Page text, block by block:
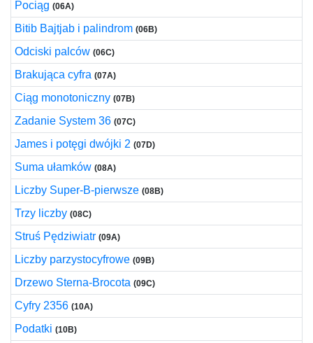
Pociąg (06A)
Bitib Bajtjab i palindrom (06B)
Odciski palców (06C)
Brakująca cyfra (07A)
Ciąg monotoniczny (07B)
Zadanie System 36 (07C)
James i potęgi dwójki 2 (07D)
Suma ułamków (08A)
Liczby Super-B-pierwsze (08B)
Trzy liczby (08C)
Struś Pędziwiatr (09A)
Liczby parzystocyfrowe (09B)
Drzewo Sterna-Brocota (09C)
Cyfry 2356 (10A)
Podatki (10B)